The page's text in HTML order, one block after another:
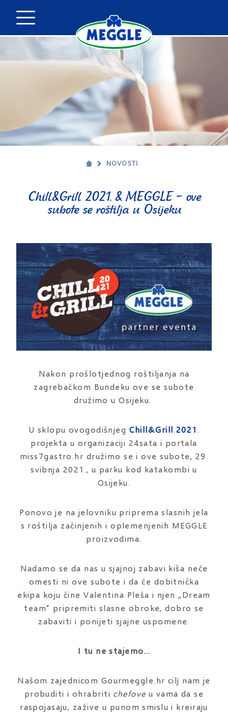
NOVOSTI
Chill&Grill 2021. & MEGGLE – ove
subote se roštilja u Osijeku
Nakon prošlotjednog roštiljanja na
zagrebačkom Bundeku ove se subote
družimo u Osijeku.
U sklopu ovogodišnjeg Chill&Grill 2021 .
projekta u organizaciji 24sata i portala
miss7gastro.hr družimo se i ove subote, 29.
svibnja 2021., u parku kod katakombi u
Osijeku.
Ponovo je na jelovniku priprema slasnih jela
s roštilja začinjenih i oplemenjenih MEGGLE
proizvodima.
Nadamo se da nas u sjajnoj zabavi kiša neće
omesti ni ove subote i da će dobitnička
ekipa koju čine Valentina Pleša i njen „Dream
team“ pripremiti slasne obroke, dobro se
zabaviti i ponijeti sjajne uspomene.
I tu ne stajemo…
Našom zajednicom Gourmeggle.hr cilj nam je
probuditi i ohrabriti chefove u vama da se
raspojasaju, zažive u punom smislu i kreiraju